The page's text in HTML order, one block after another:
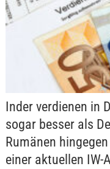
Inder verdienen in
sogar besser als
Rumänen
einer aktuellen IW-